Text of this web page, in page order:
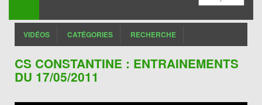
VIDÉOS CATÉGORIES RECHERCHE
CS CONSTANTINE : ENTRAINEMENTS
DU 17/05/2011